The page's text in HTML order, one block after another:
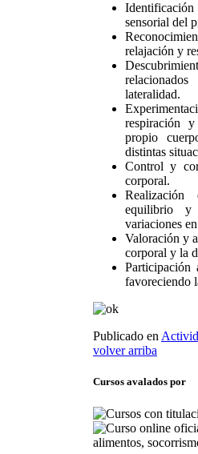
sensorial del
relajación y
lateralidad.
respiración
propio
distintas
Control y
corporal.
equilibrio y
variaciones
Valoración y
corporal y la
Participación
favoreciendo
Publicado en
volver arriba
Cursos avalados por